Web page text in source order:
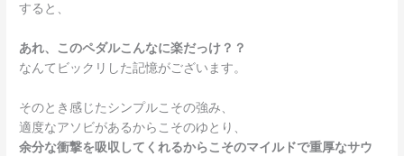
すると、
あれ、このペダルこんなに楽だっけ？？
なんてビックリした記憶がございます。
そのとき感じたシンプルこその強み、
適度なアソビがあるからこそのゆとり、
余分な衝撃を吸収してくれるからこそのマイルドで重厚なサウ